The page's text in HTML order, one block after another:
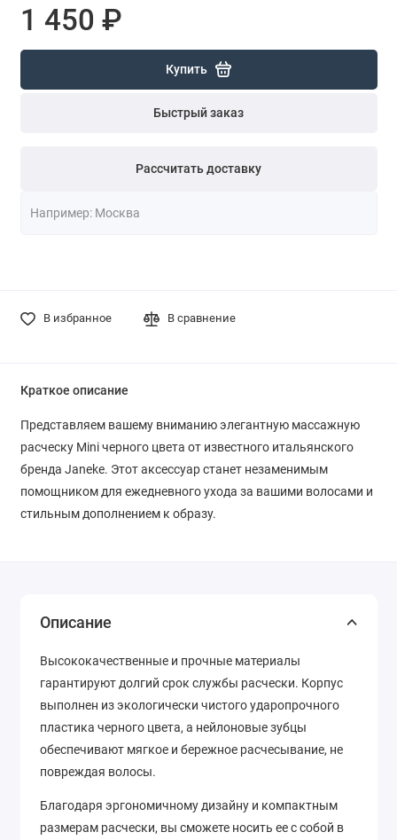
1 450 ₽
Купить
Быстрый заказ
Рассчитать доставку
В избранное В сравнение
Краткое описание
Представляем вашему вниманию элегантную массажную
расческу Mini черного цвета от известного итальянского
бренда Janeke. Этот аксессуар станет незаменимым
помощником для ежедневного ухода за вашими волосами и
стильным дополнением к образу.
Описание
Высококачественные и прочные материалы
гарантируют долгий срок службы расчески. Корпус
выполнен из экологически чистого ударопрочного
пластика черного цвета, а нейлоновые зубцы
обеспечивают мягкое и бережное расчесывание, не
повреждая волосы.
Благодаря эргономичному дизайну и компактным
размерам расчески, вы сможете носить ее с собой в